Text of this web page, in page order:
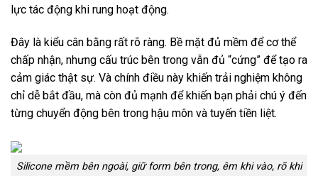
lực tác động khi rung hoạt động.
Đây là kiểu cân bằng rất rõ ràng. Bề mặt đủ mềm để cơ thể
chấp nhận, nhưng cấu trúc bên trong vẫn đủ “cứng” để tạo ra
cảm giác thật sự. Và chính điều này khiến trải nghiệm không
chỉ dễ bắt đầu, mà còn đủ mạnh để khiến bạn phải chú ý đến
từng chuyển động bên trong hậu môn và tuyến tiền liệt.
Silicone mềm bên ngoài, giữ form bên trong, êm khi vào, rõ khi